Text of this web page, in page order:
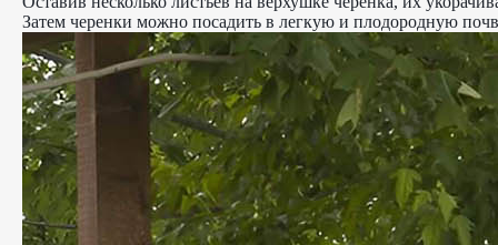
Затем черенки можно посадить в легкую и плодородную